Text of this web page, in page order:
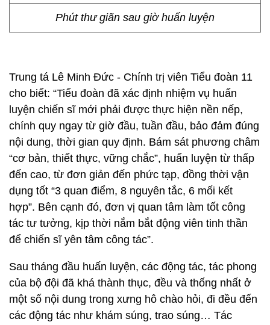
Phút thư giãn sau giờ huấn luyện
Trung tá Lê Minh Đức - Chính trị viên Tiểu đoàn 11
cho biết: “Tiểu đoàn đã xác định nhiệm vụ huấn
luyện chiến sĩ mới phải được thực hiện nền nếp,
chính quy ngay từ giờ đầu, tuần đầu, bảo đảm đúng
nội dung, thời gian quy định. Bám sát phương châm
“cơ bản, thiết thực, vững chắc”, huấn luyện từ thấp
đến cao, từ đơn giản đến phức tạp, đồng thời vận
dụng tốt “3 quan điểm, 8 nguyên tắc, 6 mối kết
hợp”. Bên cạnh đó, đơn vị quan tâm làm tốt công
tác tư tưởng, kịp thời nắm bắt động viên tinh thần
để chiến sĩ yên tâm công tác”.
Sau tháng đầu huấn luyện, các động tác, tác phong
của bộ đội đã khá thành thục, đều và thống nhất ở
một số nội dung trong xưng hô chào hỏi, đi đều đến
các động tác như khám súng, trao súng… Tác